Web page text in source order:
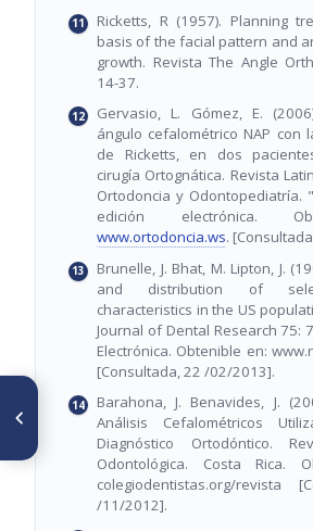
Ricketts, R (1957). Planning
basis of the facial pattern and
growth. Revista The Angle
14-37.
Gervasio, L. Gómez, E.
ángulo cefalométrico NAP con
de Ricketts, en dos
cirugía Ortognática. Revista
Ortodoncia y Odontopediatría.
edición electrónica.
www.ortodoncia.ws.
Brunelle, J. Bhat, M. Lipton, J.
and distribution of
characteristics in the US
Journal of Dental Research 75:
Electrónica. Obtenible en:
[Consultada, 22 /02/2013].
Barahona, J. Benavides, J.
Análisis Cefalométricos
Diagnóstico Ortodóntico.
Odontológica. Costa Rica.
colegiodentistas.org/revista
/11/2012].
ARTÍCULO ANTERIOR
Prevalencia del síndrome
Clase II división 1 en el
Servicio de Ortodoncia.
Facultad Estomatologia de la
Habana